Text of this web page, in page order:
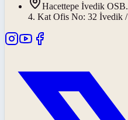
Hacettepe İvedik
4. Kat Ofis No: 32 İvedik